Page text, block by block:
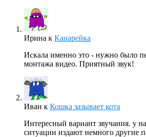
Ирина к Канарейка
Искала именно это - нужно было
монтажа видео. Приятный звук!
Иван к Кошка зазывает кота
Интересный вариант звучания. у
ситуации издают немного другие